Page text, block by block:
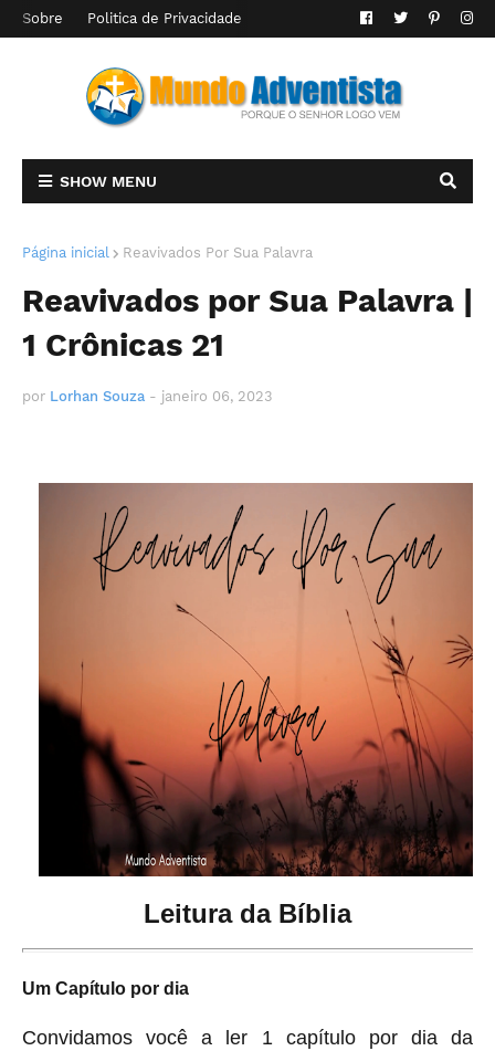
Sobre Politica de Privacidade
SHOW MENU
Página inicial Reavivados Por Sua Palavra
Reavivados por Sua Palavra |
1 Crônicas 21
por Lorhan Souza - janeiro 06, 2023
Leitura da Bíblia
Um Capítulo por dia
Convidamos você a ler 1 capítulo por dia da